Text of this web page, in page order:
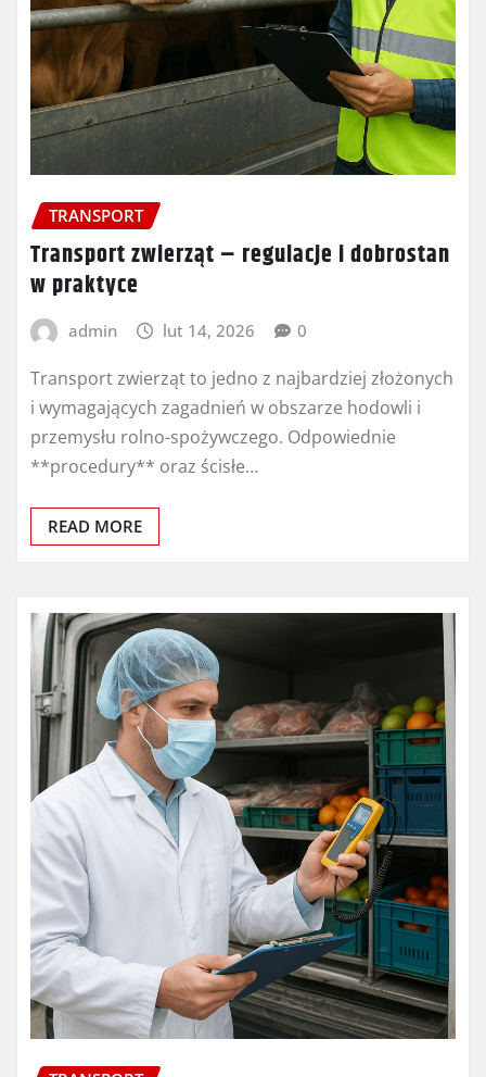
TRANSPORT
Transport zwierząt – regulacje i dobrostan
w praktyce
admin lut 14, 2026 0
Transport zwierząt to jedno z najbardziej złożonych
i wymagających zagadnień w obszarze hodowli i
przemysłu rolno-spożywczego. Odpowiednie
**procedury** oraz ścisłe…
READ MORE